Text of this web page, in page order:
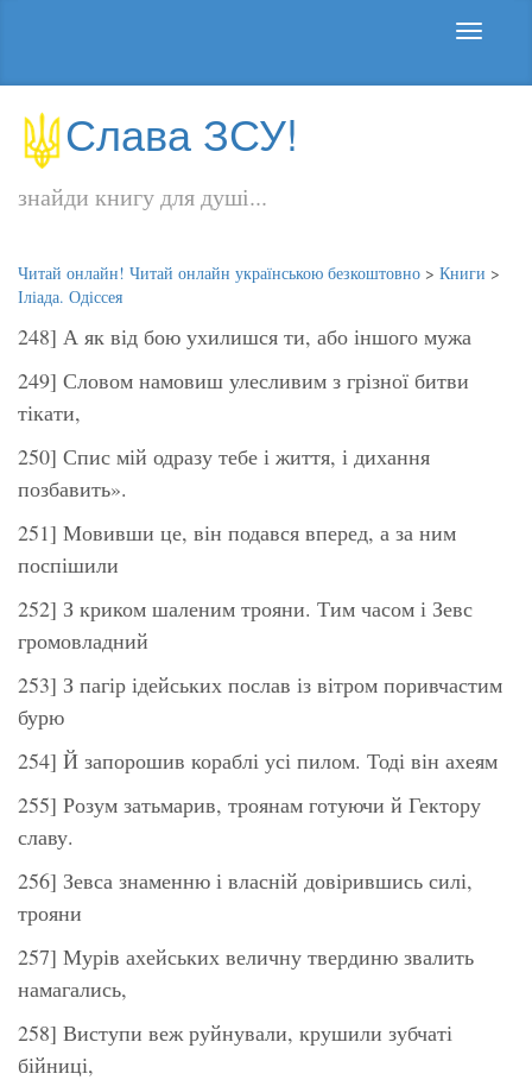
Слава ЗСУ!
знайди книгу для душі...
Читай онлайн! Читай онлайн українською безкоштовно > Книги >
Іліада. Одіссея
248] А як від бою ухилишся ти, або іншого мужа
249] Словом намовиш улесливим з грізної битви
тікати,
250] Спис мій одразу тебе і життя, і дихання
позбавить».
251] Мовивши це, він подався вперед, а за ним
поспішили
252] З криком шаленим трояни. Тим часом і Зевс
громовладний
253] З пагір ідейських послав із вітром поривчастим
бурю
254] Й запорошив кораблі усі пилом. Тоді він ахеям
255] Розум затьмарив, троянам готуючи й Гектору
славу.
256] Зевса знаменню і власній довірившись силі,
трояни
257] Мурів ахейських величну твердиню звалить
намагались,
258] Виступи веж руйнували, крушили зубчаті
бійниці,